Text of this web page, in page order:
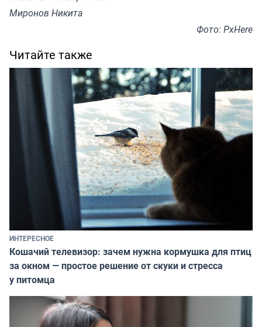
Миронов Никита
Фото: PxHere
Читайте также
ИНТЕРЕСНОЕ
Кошачий телевизор: зачем нужна кормушка для птиц
за окном — простое решение от скуки и стресса
у питомца